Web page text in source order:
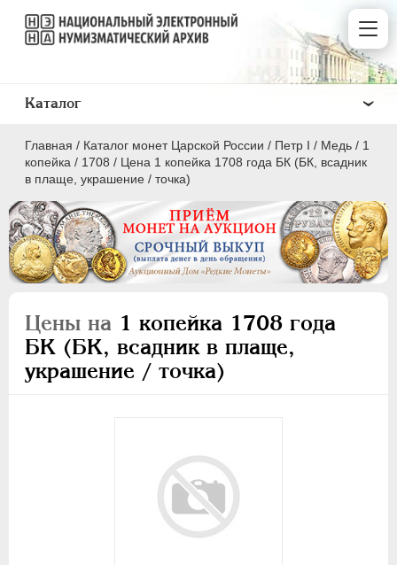
Главная / Каталог монет Царской России / Пeтр I / Медь / 1
копейка / 1708 / Цена 1 копейка 1708 года БК (БК, всадник
в плаще, украшение / точка)
Цены на 1 копейка 1708 года
БК (БК, всадник в плаще,
украшение / точка)
Каталог
ПEТР I 1699 - 1725
Серебро
Медь
5 копеек